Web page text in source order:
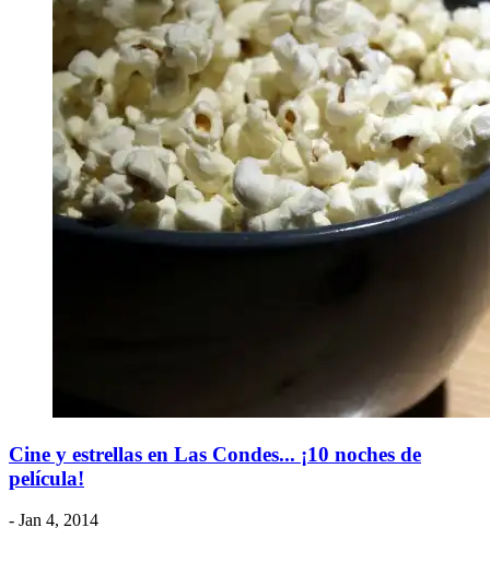
Cine y estrellas en Las Condes... ¡10 noches de
película!
- Jan 4, 2014